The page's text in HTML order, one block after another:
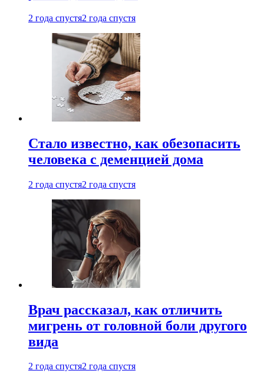
2 года спустя2 года спустя
Стало известно, как обезопасить
человека с деменцией дома
2 года спустя2 года спустя
Врач рассказал, как отличить
мигрень от головной боли другого
вида
2 года спустя2 года спустя